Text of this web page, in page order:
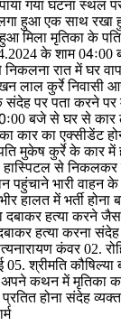
पाया गया घटना स्थल
हुआ एक साथ रखा
मिला मृतिका के
के शाम 04ः00
रात में घर
लाल कुर्रे निवासी
पर पता करने पर
बजे से घर से कार
कार का एक्सीडेंट
मुकेष कुर्रे के कार में
से निकलकर
पहुंचाने भारी वाहन
हालत में भर्ती
हत्या करने
दबाकर हत्या करना
कंवर 02.
05. श्रीमति
अपने कथन में मृतिका
होना संदेह